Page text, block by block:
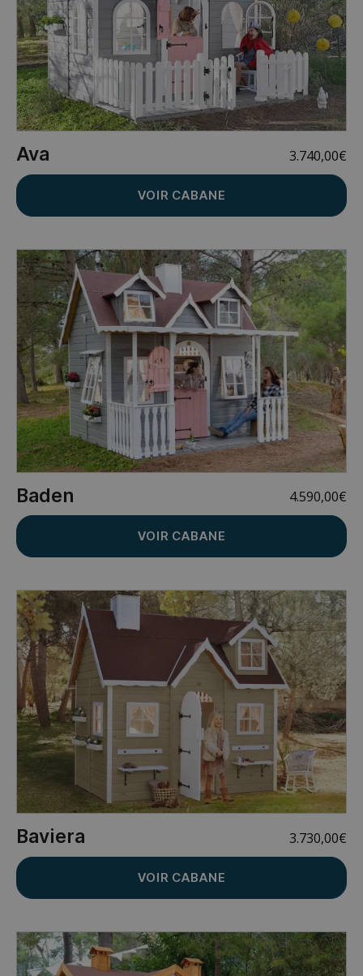
Ava 3.740,00€
VOIR CABANE
Baden 4.590,00€
VOIR CABANE
Baviera 3.730,00€
VOIR CABANE